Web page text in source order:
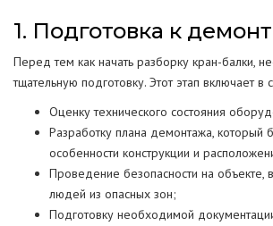
1. Подготовка к
Перед тем как начать разборку кран-балки,
тщательную подготовку. Этот этап включает в
Оценку технического состояния
Разработку плана демонтажа, который
особенности конструкции и
Проведение безопасности на объекте,
людей из опасных зон;
Подготовку необходимой